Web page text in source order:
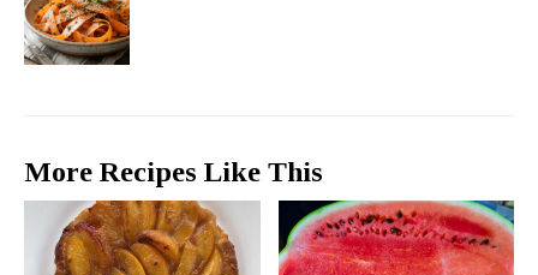
More Recipes Like This